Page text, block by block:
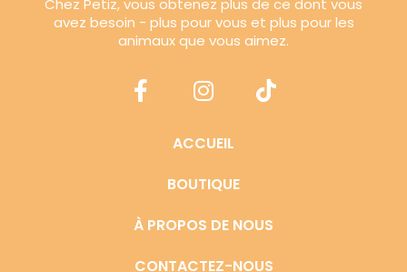
avez besoin - plus pour vous et plus pour les
animaux que vous aimez.
ACCUEIL
BOUTIQUE
À PROPOS DE NOUS
CONTACTEZ-NOUS